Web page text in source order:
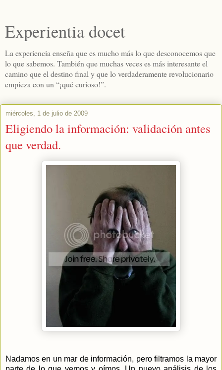
Experientia docet
La experiencia enseña que es mucho más lo que desconocemos que
lo que sabemos. También que muchas veces es más interesante el
camino que el destino final y que lo verdaderamente revolucionario
empieza con un “¡qué curioso!”.
miércoles, 1 de julio de 2009
Eligiendo la información: validación antes
que verdad.
Nadamos en un mar de información, pero filtramos la mayor